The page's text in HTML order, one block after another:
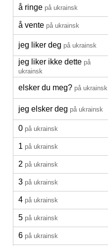
å ringe på ukrainsk
å vente på ukrainsk
jeg liker deg på ukrainsk
jeg liker ikke dette på
ukrainsk
elsker du meg? på ukrainsk
jeg elsker deg på ukrainsk
0 på ukrainsk
1 på ukrainsk
2 på ukrainsk
3 på ukrainsk
4 på ukrainsk
5 på ukrainsk
6 på ukrainsk